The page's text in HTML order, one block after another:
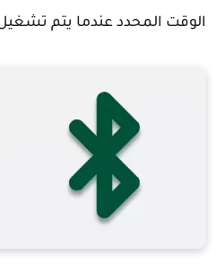
الوقت المحدد عندما يتم تشغيل